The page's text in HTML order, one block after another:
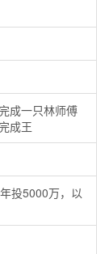
成一只林师傅
成王
投5000万，以